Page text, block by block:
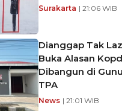
Surakarta | 21:06 WIB
Dianggap Tak
Buka Alasan
Dibangun di
TPA
News | 21:01 WIB